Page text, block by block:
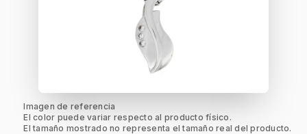
Imagen de referencia
El color puede variar respecto al producto físico.
El tamaño mostrado no representa el tamaño real del producto.